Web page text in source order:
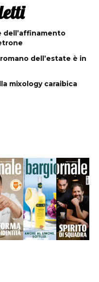
dell’affinamento
dell’estate è in
mixology caraibica